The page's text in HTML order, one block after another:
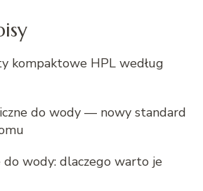
kompaktowe HPL według
do wody — nowy standard
wody: dlaczego warto je